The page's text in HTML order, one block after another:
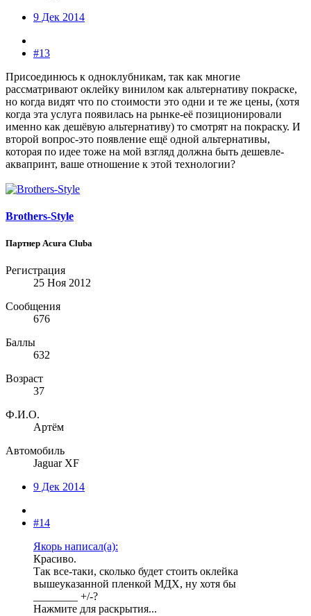
9 Дек 2014
#13
Присоединюсь к одноклубникам, так как многие
рассматривают оклейку винилом как альтернативу покраске,
но когда видят что по стоимости это одни и те же цены, (хотя
когда эта услуга появилась на рынке-её позиционировали
именно как дешёвую альтернативу) то смотрят на покраску. И
второй вопрос-это появление ещё одной альтернативы,
которая по идее тоже на мой взгляд должна быть дешевле-
аквапринт, ваше отношение к этой технологии?
Brothers-Style
Партнер Acura Clubа
Регистрация
25 Ноя 2012
Сообщения
676
Баллы
632
Возраст
37
Ф.И.О.
Артём
Автомобиль
Jaguar XF
9 Дек 2014
#14
Якорь написал(а):
Красиво.
Так все-таки, сколько будет стоить оклейка
вышеуказанной пленкой МДХ, ну хотя бы
________ +/-?
Нажмите для раскрытия...